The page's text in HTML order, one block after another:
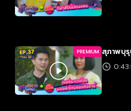
PREMIUM สุภาพบุ